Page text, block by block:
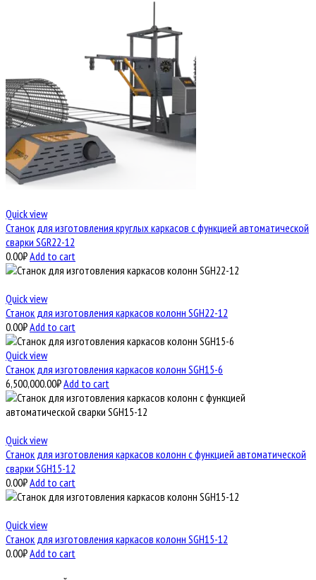
Quick view
Станок для изготовления круглых каркасов с функцией автоматической
сварки SGR22-12
0.00₽Add to cart
Quick view
Станок для изготовления каркасов колонн SGH22-12
0.00₽Add to cart
Quick view
Станок для изготовления каркасов колонн SGH15-6
6,500,000.00₽Add to cart
Quick view
Станок для изготовления каркасов колонн с функцией автоматической
сварки SGH15-12
0.00₽Add to cart
Quick view
Станок для изготовления каркасов колонн SGH15-12
0.00₽Add to cart